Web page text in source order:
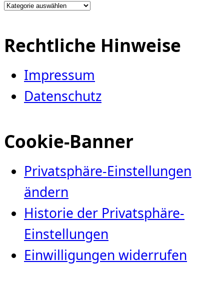
Kategorien
Rechtliche Hinweise
Impressum
Datenschutz
Cookie-Banner
Privatsphäre-Einstellungen
ändern
Historie der Privatsphäre-
Einstellungen
Einwilligungen widerrufen